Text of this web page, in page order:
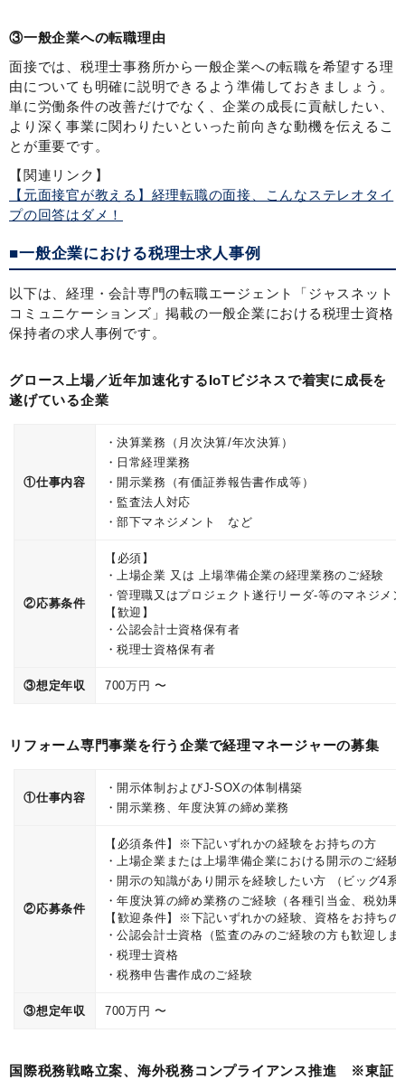
③一般企業への転職理由
面接では、税理士事務所から一般企業への転職を希望する理
由についても明確に説明できるよう準備しておきましょう。
単に労働条件の改善だけでなく、企業の成長に貢献したい、
より深く事業に関わりたいといった前向きな動機を伝えるこ
とが重要です。
【関連リンク】
【元面接官が教える】経理転職の面接、こんなステレオタイ
プの回答はダメ！
■一般企業における税理士求人事例
以下は、経理・会計専門の転職エージェント「ジャスネット
コミュニケーションズ」掲載の一般企業における税理士資格
保持者の求人事例です。
グロース上場／近年加速化するIoTビジネスで着実に成長を
遂げている企業
①仕事内容
決算業務（月次決算/年次決算）
日常経理業務
開示業務（有価証券報告書作成等）
監査法人対応
部下マネジメント など
②応募条件
【必須】
上場企業 又は 上場準備企業の経理業務のご経験
管理職又はプロジェクト遂行リーダ-等のマネジメ
【歓迎】
公認会計士資格保有者
税理士資格保有者
③想定年収 700万円 〜
リフォーム専門事業を行う企業で経理マネージャーの募集
①仕事内容
開示体制およびJ-SOXの体制構築
開示業務、年度決算の締め業務
②応募条件
【必須条件】※下記いずれかの経験をお持ちの方
上場企業または上場準備企業における開示のご経
開示の知識があり開示を経験したい方 （ビッグ4
年度決算の締め業務のご経験（各種引当金、税効果
【歓迎条件】※下記いずれかの経験、資格をお持ちの
公認会計士資格（監査のみのご経験の方も歓迎しま
税理士資格
税務申告書作成のご経験
③想定年収 700万円 〜
国際税務戦略立案、海外税務コンプライアンス推進 ※東証